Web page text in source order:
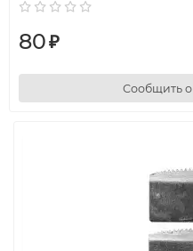
80₽
Сообщить